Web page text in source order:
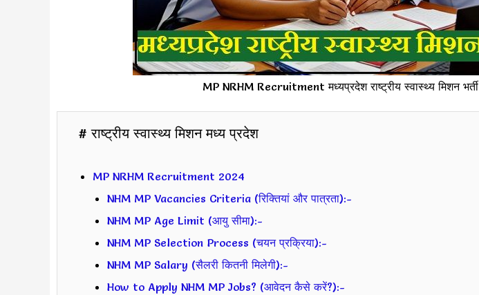
MP NRHM Recruitment मध्यप्रदेश राष्ट्रीय स्वास्थ्य मिशन भर्ती
# राष्ट्रीय स्वास्थ्य मिशन मध्य प्रदेश
MP NRHM Recruitment 2024
NHM MP Vacancies Criteria (रिक्तियां और पात्रता):-
NHM MP Age Limit (आयु सीमा):-
NHM MP Selection Process (चयन प्रक्रिया):-
NHM MP Salary (सैलरी कितनी मिलेगी):-
How to Apply NHM MP Jobs? (आवेदन कैसे करें?):-